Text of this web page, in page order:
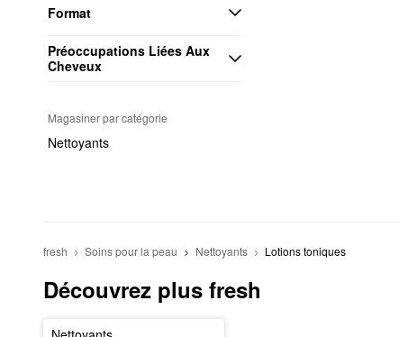
Format
Préoccupations Liées Aux
Cheveux
Magasiner par catégorie
Nettoyants
fresh Soins pour la peau Nettoyants Lotions toniques
Découvrez plus fresh